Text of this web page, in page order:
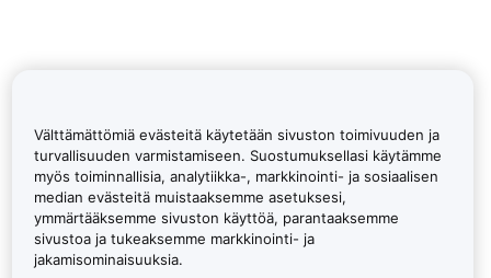
Välttämättömiä evästeitä käytetään sivuston toimivuuden ja
turvallisuuden varmistamiseen. Suostumuksellasi käytämme
myös toiminnallisia, analytiikka-, markkinointi- ja sosiaalisen
median evästeitä muistaaksemme asetuksesi,
ymmärtääksemme sivuston käyttöä, parantaaksemme
sivustoa ja tukeaksemme markkinointi- ja
jakamisominaisuuksia.